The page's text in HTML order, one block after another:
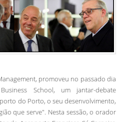
promoveu no passado dia
School, um jantar-debate
do Porto, o seu desenvolvimento,
que serve". Nesta sessão, o orador